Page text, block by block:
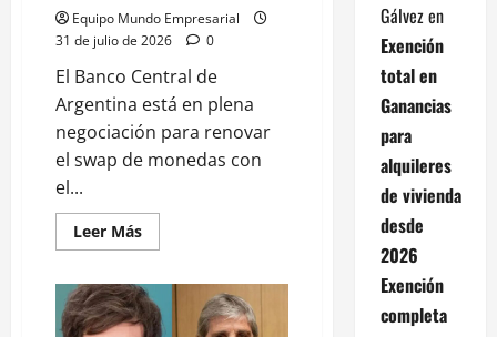
Equipo Mundo Empresarial
31 de julio de 2026
0
El Banco Central de
Argentina está en plena
negociación para renovar
el swap de monedas con
el...
Leer MásLeer
más
Banco
Central
busca
Gálvezen
Exención
total en
Ganancias
para
alquileres
de vivienda
desde
2026
Exención
completa